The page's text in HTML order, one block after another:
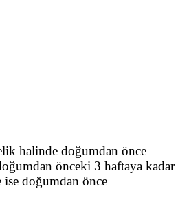
halinde doğumdan önce
önceki 3 haftaya kadar
ise doğumdan önce